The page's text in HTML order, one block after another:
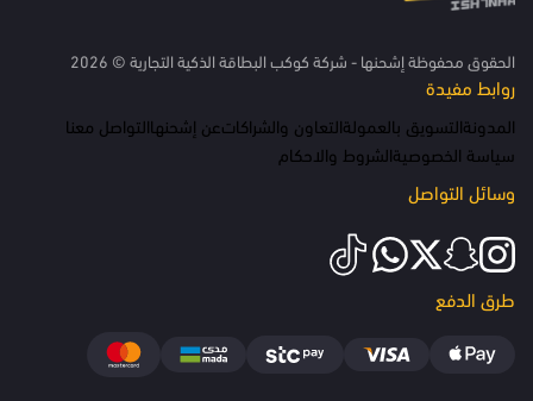
الحقوق محفوظة إشحنها - شركة كوكب البطاقة الذكية التجارية © 2026
روابط مفيدة
المدونةالتسويق بالعمولةالتعاون والشراكاتعن إشحنهاالتواصل معنا
سياسة الخصوصيةالشروط والاحكام
وسائل التواصل
طرق الدفع